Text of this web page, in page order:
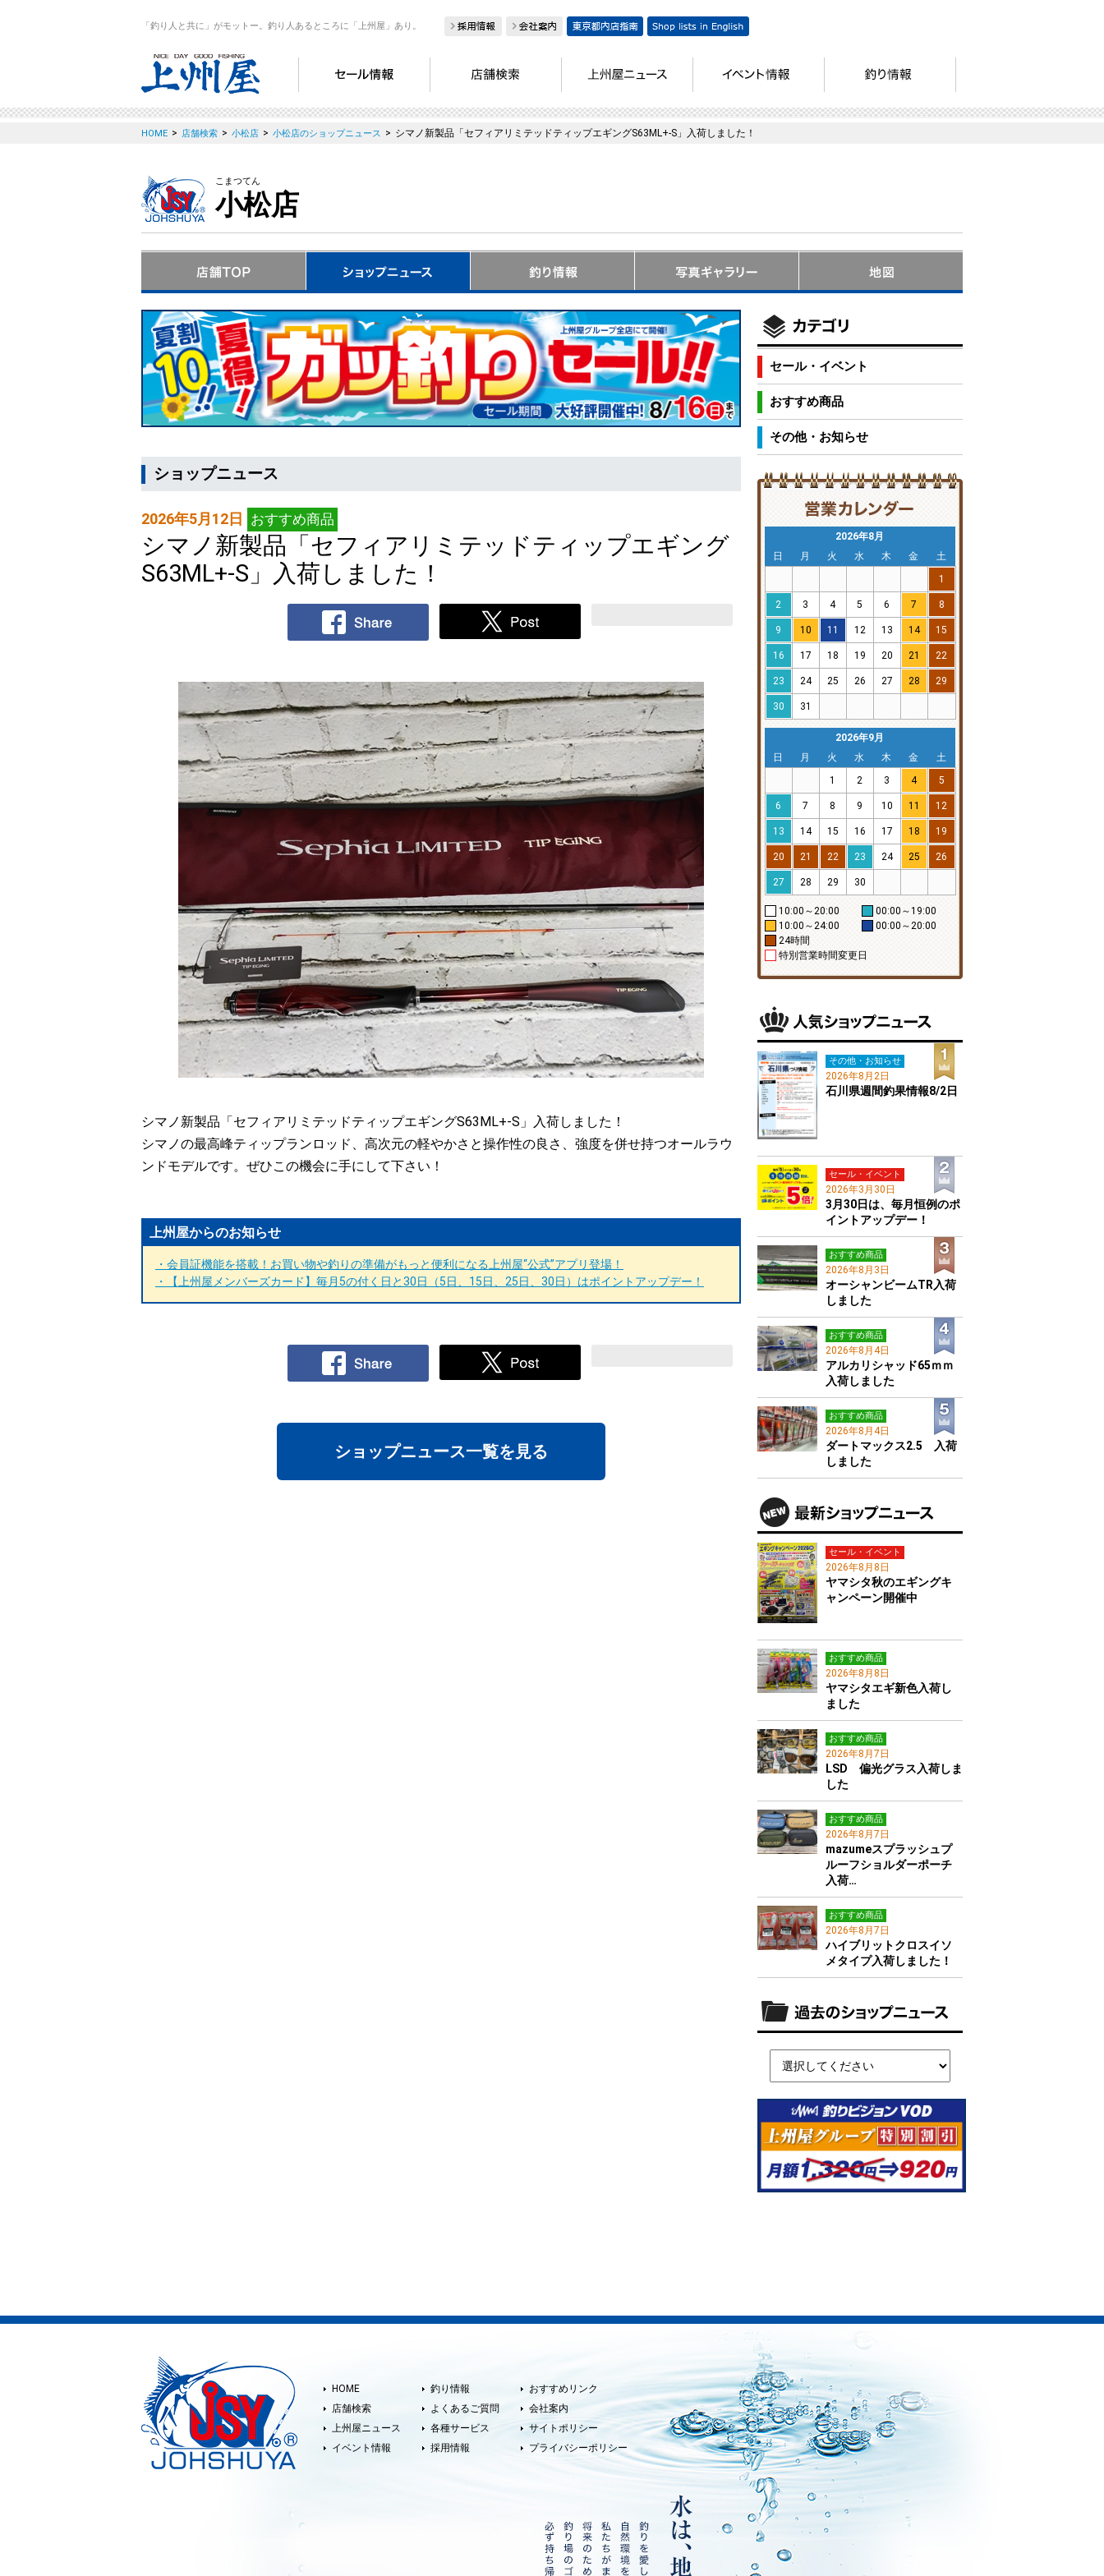
「釣り人と共に」がモットー。釣り人あるところに「上州屋」あり。
HOME > 店舗検索 > 小松店 > 小松店のショップニュース > シマノ新製品「セフィアリミテッドティップエギングS63ML+-S」入荷しました！
こまつてん
小松店
ショップニュース
2026年5月12日 おすすめ商品
シマノ新製品「セフィアリミテッドティップエギング
S63ML+-S」入荷しました！
シマノ新製品「セフィアリミテッドティップエギングS63ML+-S」入荷しました！
シマノの最高峰ティップランロッド、高次元の軽やかさと操作性の良さ、強度を併せ持つオールラウ
ンドモデルです。ぜひこの機会に手にして下さい！
上州屋からのお知らせ
・会員証機能を搭載！お買い物や釣りの準備がもっと便利になる上州屋“公式”アプリ登場！
・【上州屋メンバーズカード】毎月5の付く日と30日（5日、15日、25日、30日）はポイントアップデー！
ショップニュース一覧を見る
セール・イベント
おすすめ商品
その他・お知らせ
2026年8月
日
月 火 水 木 金
土
1
2 3 4 5 6 7 8
9 10 11 12 13 14 15
16 17 18 19 20 21 22
23 24 25 26 27 28 29
30 31
2026年9月
日
月 火 水 木 金
土
1
2 3 4 5
6 7 8 9 10 11 12
13 14 15 16 17 18 19
20 21 22 23 24 25 26
27 28 29 30
10:00～20:00
00:00～19:00
00:00～20:00
10:00～24:00
24時間
特別営業時間変更日
その他・お知らせ
2026年8月2日
石川県週間釣果情報8/2日
セール・イベント
2026年3月30日
3月30日は、毎月恒例のポ
イントアップデー！
おすすめ商品
2026年8月3日
オーシャンビームTR入荷
しました
おすすめ商品
2026年8月4日
アルカリシャッド65ｍｍ
入荷しました
おすすめ商品
2026年8月4日
ダートマックス2.5 入荷
しました
セール・イベント
2026年8月8日
ヤマシタ秋のエギングキ
ャンペーン開催中
おすすめ商品
2026年8月8日
ヤマシタエギ新色入荷し
ました
おすすめ商品
2026年8月7日
LSD 偏光グラス入荷しま
した
おすすめ商品
2026年8月7日
mazumeスプラッシュプ
ルーフショルダーポーチ
入荷…
おすすめ商品
2026年8月7日
ハイブリットクロスイソ
メタイプ入荷しました！
HOME
店舗検索
上州屋ニュース
イベント情報
釣り情報
よくあるご質問
各種サービス
採用情報
おすすめリンク
会社案内
サイトポリシー
プライバシーポリシー